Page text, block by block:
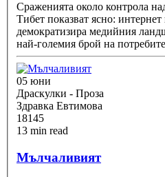
Сраженията около контрола
Тибет показват ясно:
демократизира медийния
най-големия брой на
05 юни
Драскулки - Проза
Здравка Евтимова
18145
13 min read
Мълчаливият